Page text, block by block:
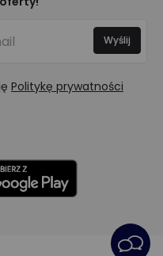
Politykę prywatności
Wyślij